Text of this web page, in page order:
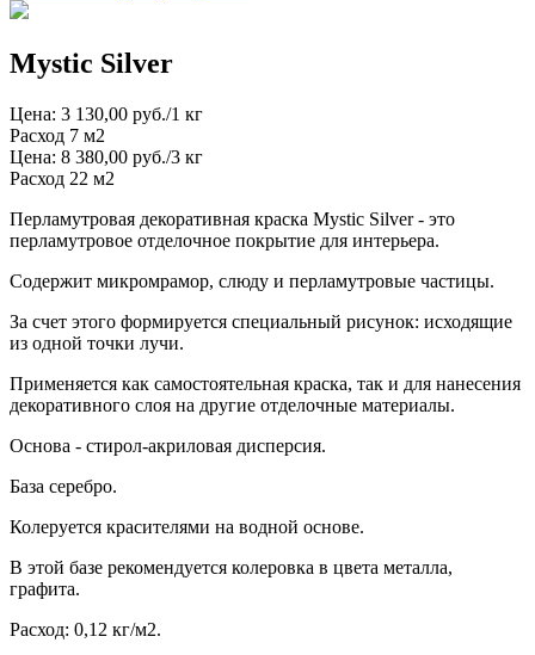
Mystic Silver
Цена: 3 130,00 руб./1 кг
Расход 7 м2
Цена: 8 380,00 руб./3 кг
Расход 22 м2
Перламутровая декоративная краска Mystic Silver - это
перламутровое отделочное покрытие для интерьера.
Содержит микромрамор, слюду и перламутровые частицы.
За счет этого формируется специальный рисунок: исходящие
из одной точки лучи.
Применяется как самостоятельная краска, так и для нанесения
декоративного слоя на другие отделочные материалы.
Основа - стирол-акриловая дисперсия.
База серебро.
Колеруется красителями на водной основе.
В этой базе рекомендуется колеровка в цвета металла,
графита.
Расход: 0,12 кг/м2.